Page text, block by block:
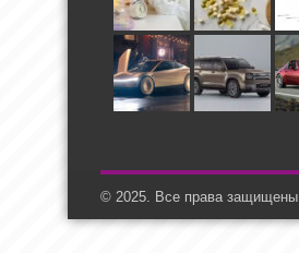
© 2025. Все права защищены